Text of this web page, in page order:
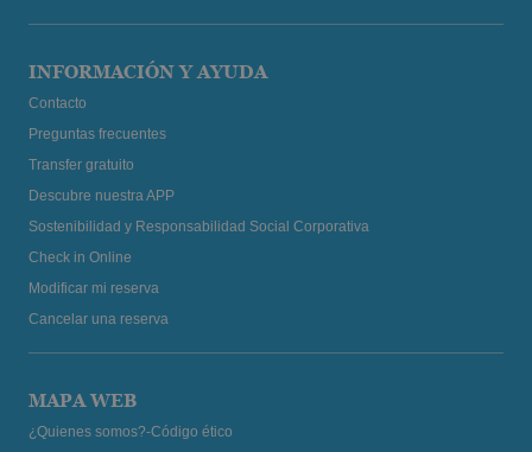
INFORMACIÓN Y AYUDA
Contacto
Preguntas frecuentes
Transfer gratuito
Descubre nuestra APP
Sostenibilidad y Responsabilidad Social Corporativa
Check in Online
Modificar mi reserva
Cancelar una reserva
MAPA WEB
¿Quienes somos?-Código ético